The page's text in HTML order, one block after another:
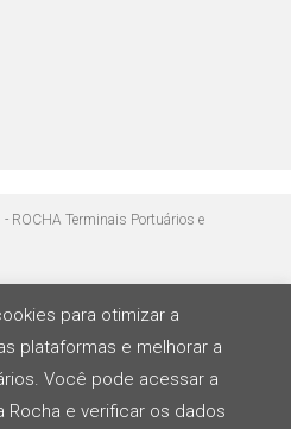
ROCHA Terminais Portuários e
para otimizar a
plataformas e melhorar a
Você pode acessar a
Rocha e verificar os dados